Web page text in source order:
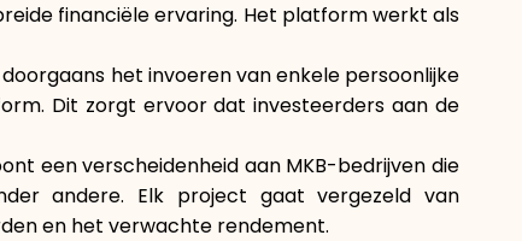
contact op
financiële ervaring. Het platform werkt als
het invoeren van enkele persoonlijke
Dit zorgt ervoor dat investeerders aan de
een verscheidenheid aan MKB-bedrijven die
andere. Elk project gaat vergezeld van
en het verwachte rendement.